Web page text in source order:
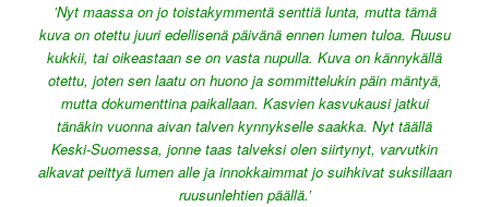
’Nyt maassa on jo toistakymmentä senttiä lunta, mutta tämä
kuva on otettu juuri edellisenä päivänä ennen lumen tuloa. Ruusu
kukkii, tai oikeastaan se on vasta nupulla. Kuva on kännykällä
otettu, joten sen laatu on huono ja sommittelukin päin mäntyä,
mutta dokumenttina paikallaan. Kasvien kasvukausi jatkui
tänäkin vuonna aivan talven kynnykselle saakka. Nyt täällä
Keski-Suomessa, jonne taas talveksi olen siirtynyt, varvutkin
alkavat peittyä lumen alle ja innokkaimmat jo suihkivat suksillaan
ruusunlehtien päällä.’